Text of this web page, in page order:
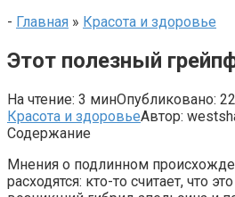
- Главная » Красота и здоровье
Этот полезный
На чтение: 3 минОпубликовано:
Красота и здоровьеАвтор:
Содержание
Мнения о подлинном
расходятся: кто-то считает, что